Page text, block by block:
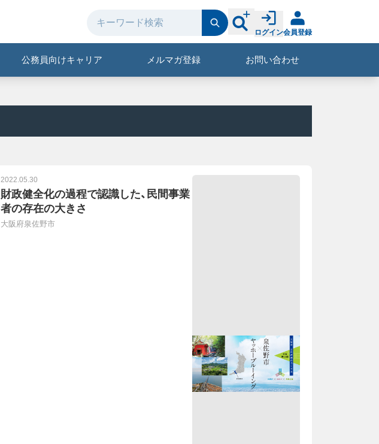
ログイン会員登録
公務員向けキャリア メルマガ登録 お問い合わせ
2022.05.30
財政健全化の過程で認識した、民間事業
者の存在の大きさ
大阪府泉佐野市